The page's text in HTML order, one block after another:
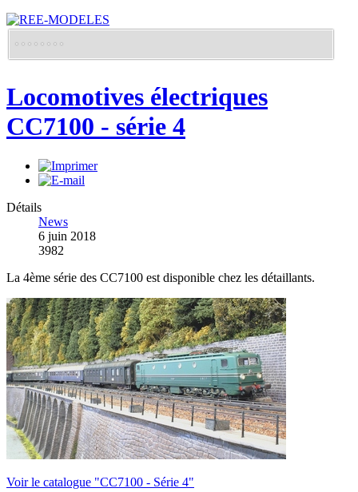
Locomotives électriques
CC7100 - série 4
Détails
News
6 juin 2018
3982
La 4ème série des CC7100 est disponible chez les détaillants.
Voir le catalogue "CC7100 - Série 4"